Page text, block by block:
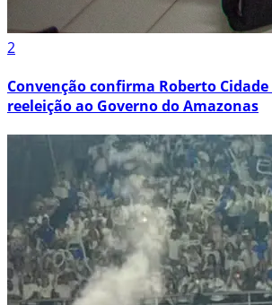
2
Convenção confirma Roberto
reeleição ao Governo do Amazonas